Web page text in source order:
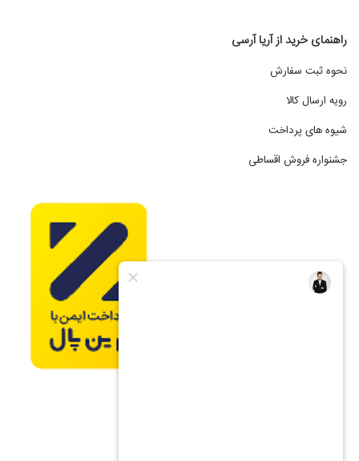
راهنمای خرید از آریا آرسی
نحوه ثبت سفارش
رویه ارسال کالا
شیوه های پرداخت
جشنواره فروش اقساطی